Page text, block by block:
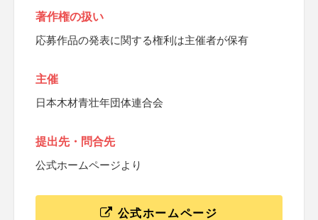
著作権の扱い
応募作品の発表に関する権利は主催者が保有
主催
日本木材青壮年団体連合会
提出先・問合先
公式ホームページより
公式ホームページ